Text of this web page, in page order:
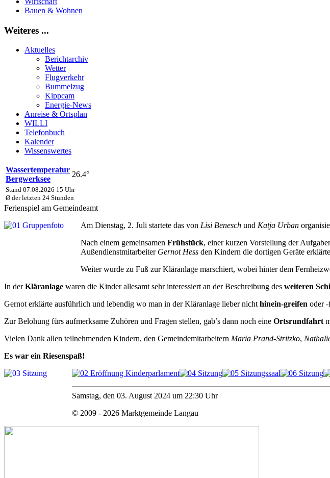
Bauen & Wohnen
Weiteres ...
Aktuelles
Berichtarchiv
Wetter
Flugverkehr
Bummelzug
Kippcam
Energie-News
Anreise & Ortsplan
WILLI
Telefonbuch
Kalender
Wissenswertes
Wassertemperatur
Bergwerksee
26.4°
Stand 07.08.2026 15 Uhr
Ø der letzten 24 Stunden
Ferienspiel am Gemeindeamt
Am Dienstag, 2. Juli startete das von Lisi Benesch und Katja Urban
Nach einem gemeinsamen Frühstück, einer kurzen Vorstellung der
Außendienstmitarbeiter Gernot Hess den Kindern die dortigen Geräte
Weiter wurde zu Fuß zur Kläranlage marschiert, wobei hinter dem
In derKläranlage waren die Kinder allesamt sehr interessiert an der Beschreibung des weiteren
Gernot erklärte ausführlich und lebendig wo man in der Kläranlage lieber nichthinein-greifen oder
Zur Belohung fürs aufmerksame Zuhören und Fragen stellen, gab’s dann noch eine Ortsrundfahrt
Vielen Dank allen teilnehmenden Kindern, den Gemeindemitarbeitern Maria Prand-Stritzko,
Es war ein Riesenspaß!
Samstag, den 03. August 2024 um 22:30 Uhr
© 2009 - 2026 Marktgemeinde Langau